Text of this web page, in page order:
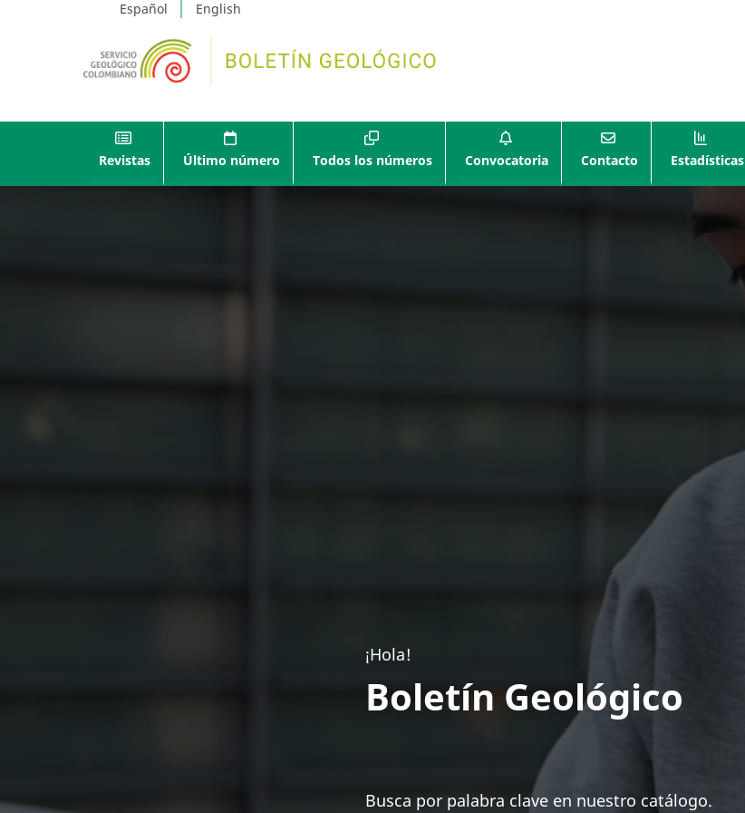
Español English
Revistas Último número Todos los números Convocatoria Contacto Estadísticas
¡Hola!
Boletín Geológico
Busca por palabra clave en nuestro catálogo.